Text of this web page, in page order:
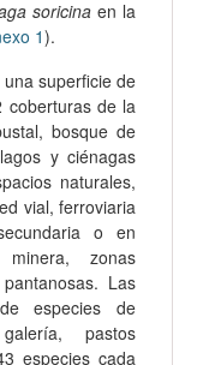
soricina en la
1).
superficie de
coberturas de la
bosque de
y ciénagas
naturales,
vial, ferroviaria
o en
zonas
Las
especies de
pastos
especies cada